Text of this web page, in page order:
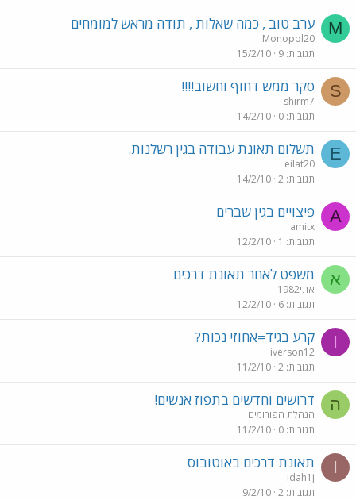
M ערב טוב , כמה שאלות , תודה מראש למומחים
Monopol20
תגובות 9
15/2/10
S סקר ממש דחוף וחשוב!!!!
shirm7
תגובות 0
14/2/10
E תשלום תאונת עבודה בגין רשלנות.
eilat20
תגובות 2
14/2/10
A פיצויים בגין שברים
amitx
תגובות 1
12/2/10
א משפט לאחר תאונת דרכים
אתי1982
תגובות 6
12/2/10
I קרע בגיד=אחוזי נכות?
iverson12
תגובות 2
11/2/10
ה דרושים וחדשים בתפוז אנשים!
הנהלת הפורומים
תגובות 0
11/2/10
I תאונת דרכים באוטובוס
idah1j
תגובות 2
9/2/10